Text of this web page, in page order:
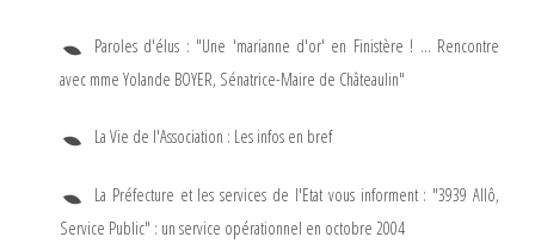
Paroles d'élus : "Une 'marianne d'or' en Finistère ! ... Rencontre
avec mme Yolande BOYER, Sénatrice-Maire de Châteaulin"
La Vie de l'Association : Les infos en bref
La Préfecture et les services de l'Etat vous informent : "3939 Allô,
Service Public" : un service opérationnel en octobre 2004